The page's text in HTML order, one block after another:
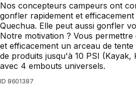
Nos concepteurs campeurs ont
gonfler rapidement et
Quechua. Elle peut aussi gonfler
Notre motivation ? Vous
et efficacement un arceau de
de produits jusqu'à 10 PSI (Kayak,
avec 4 embouts universels.
ID 8601387